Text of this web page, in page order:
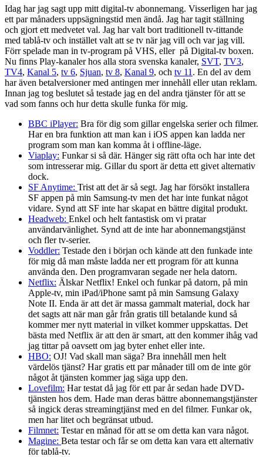
Idag har jag sagt upp mitt digital-tv abonnemang. Visserligen har jag
ett par månaders uppsägningstid men ändå. Jag har tagit ställning
och gjort ett medvetet val. Jag har valt bort traditionell tv-tittande
med tablå-tv och instället valt att se tv när jag vill och var jag vill.
Förr spelade man in tv-program på VHS, eller på Digital-tv boxen.
Nu finns Play-kanaler hos alla stora svenska kanaler, SVT, TV3,
TV4, Kanal 5, tv 6, Sjuan, tv 8, Kanal 9, och tv 11 . En del av dem
har även betalversioner med antingen mer innehåll eller utan reklam.
Innan jag tog beslutet så testade jag en del andra tjänster för att se
vad som fanns och hur detta skulle funka för mig.
BBC iPlayer: Bra för dig som gillar engelska serier och filmer.
Har en bra funktion att man kan i iOS appen kan ladda ner
program som man kan komma åt i offline-läge.
Viaplay: Funkar si så där. Hänger sig rätt ofta och har inte det
som intresserar mig. Gillar du sport är detta ett givet alternativ
dock.
SF Anytime: Trist att det är så segt. Jag har försökt installera
SF appen på min Samsung-tv men det har inte funkat något
vidare. Synd att SF inte har skapat en bättre digital produkt.
Headweb: Enkel och helt fantastisk om vi pratar
användarvänlighet. Synd att de inte har abonnemangstjänst
och fler tv-serier.
Voddler: Testade den i början och kände att den funkade inte
för mig då man måste ladda ner ett program för att kunna
använda den. Den programvaran segade ner hela datorn.
Netflix: Älskar Netflix! Enkel och funkar på datorn, på min
Apple-tv, min iPad/iPhone samt på min Samsung Galaxy
Note II. Enda är att det är massa gammalt material, dock har
det sagts att när man går från gratis till betalande kund så
kommer mer nytt material in vilket kommer uppskattas. Det
bästa med Netflix är att den är smart, att den kommer ihåg vad
jag tittar på oavsett om jag byter enhet eller inte.
HBO: OJ! Vad skall man säga? Bra innehåll men helt
värdelös tjänst? Har gratis ett par månader till om de inte gör
något åt tjänsten kommer jag säga upp den.
Lovefilm: Har testat då jag för ett par år sedan hade DVD-
tjänsten hos dem. Hade man deras bättre abonnemangstjänster
så ingick deras streamingtjänst med en del filmer. Funkar ok,
men har litet och begränsat utbud.
Filmnet: Testar en månad för att se om detta kan vara något.
Magine: Beta testar och får se om detta kan vara ett alternativ
för tablå-tv.